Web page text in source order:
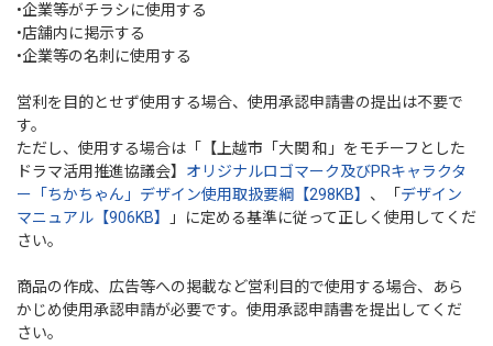
•企業等がチラシに使用する
•店舗内に掲示する
•企業等の名刺に使用する
営利を目的とせず使用する場合、使用承認申請書の提出は不要で
す。
ただし、使用する場合は「【上越市「大関 和」をモチーフとした
ドラマ活用推進協議会】 オリジナルロゴマーク及びPRキャラクタ
ー「ちかちゃん」デザイン使用取扱要綱【298KB】 、「 デザイン
マニュアル【906KB】
」に定める基準に従って正しく使用してくだ
さい。
商品の作成、広告等への掲載など営利目的で使用する場合、あら
かじめ使用承認申請が必要です。使用承認申請書を提出してくだ
さい。